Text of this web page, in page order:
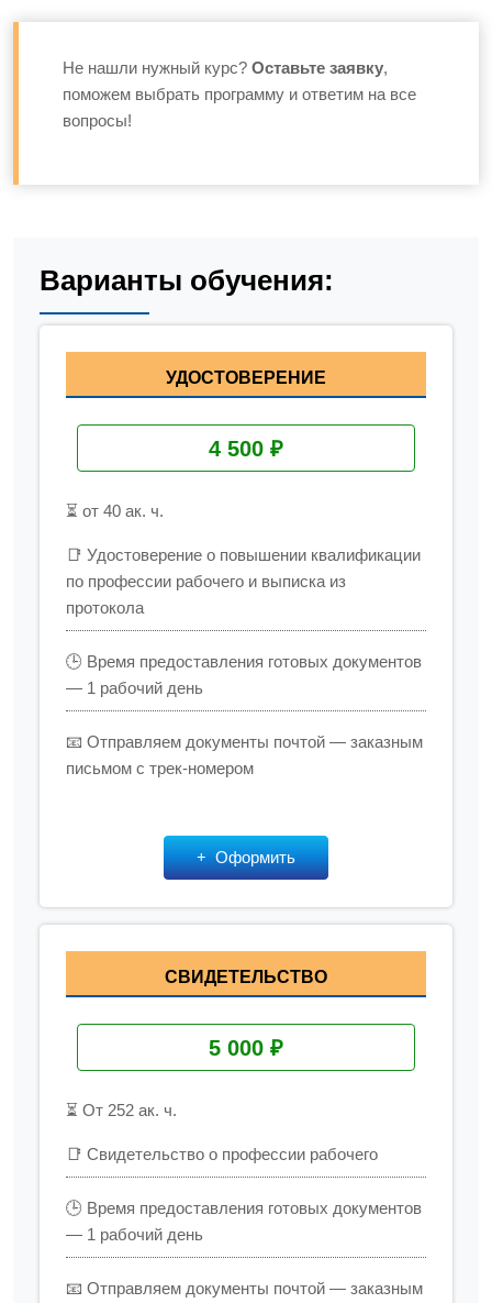
Не нашли нужный курс? Оставьте заявку,
поможем выбрать программу и ответим на все
вопросы!
Варианты обучения:
УДОСТОВЕРЕНИЕ
4 500 ₽
⏳ от 40 ак. ч.
📑 Удостоверение о повышении квалификации
по профессии рабочего и выписка из
протокола
🕒 Время предоставления готовых документов
— 1 рабочий день
📧 Отправляем документы почтой — заказным
письмом с трек-номером
Оформить
СВИДЕТЕЛЬСТВО
5 000 ₽
⏳ От 252 ак. ч.
📑 Свидетельство о профессии рабочего
🕒 Время предоставления готовых документов
— 1 рабочий день
📧 Отправляем документы почтой — заказным